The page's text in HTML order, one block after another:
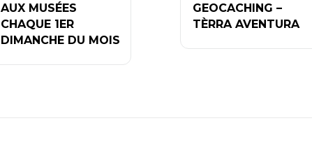
AUX MUSÉES
CHAQUE 1ER
DIMANCHE DU MOIS
GEOCACHING –
TÈRRA AVENTURA